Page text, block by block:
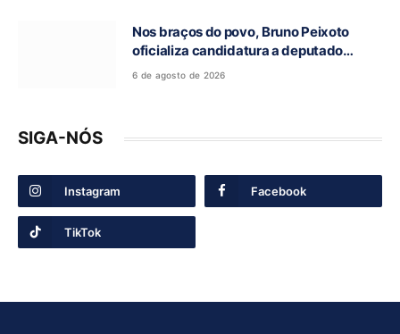
Nos braços do povo, Bruno Peixoto
oficializa candidatura a deputado
federal em convenção do União Brasil
6 de agosto de 2026
SIGA-NÓS
Instagram Facebook
TikTok